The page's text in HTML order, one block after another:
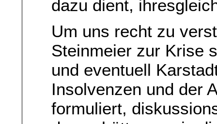
dazu dient,
Um uns recht zu
Steinmeier zur Krise
und eventuell
Insolvenzen und der
formuliert,